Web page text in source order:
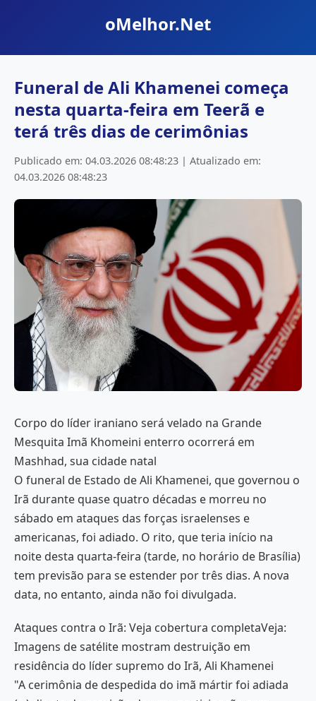
oMelhor.Net
Funeral de Ali Khamenei começa
nesta quarta-feira em Teerã e
terá três dias de cerimônias
Publicado em: 04.03.2026 08:48:23 | Atualizado em:
04.03.2026 08:48:23
Corpo do líder iraniano será velado na Grande
Mesquita Imã Khomeini enterro ocorrerá em
Mashhad, sua cidade natal
O funeral de Estado de Ali Khamenei, que governou o
Irã durante quase quatro décadas e morreu no
sábado em ataques das forças israelenses e
americanas, foi adiado. O rito, que teria início na
noite desta quarta-feira (tarde, no horário de Brasília)
tem previsão para se estender por três dias. A nova
data, no entanto, ainda não foi divulgada.
Ataques contra o Irã: Veja cobertura completaVeja:
Imagens de satélite mostram destruição em
residência do líder supremo do Irã, Ali Khamenei
"A cerimônia de despedida do imã mártir foi adiada